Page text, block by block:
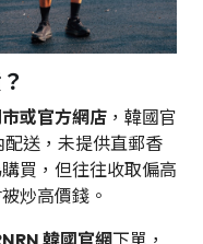
或官方網店 ，韓國官
送，未提供直郵香
買，但往往收取偏高
炒高價錢。